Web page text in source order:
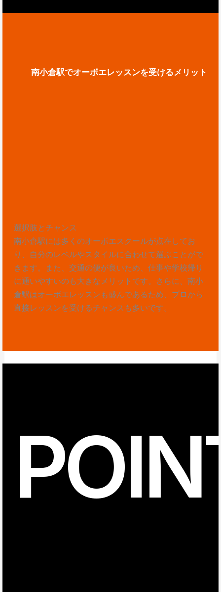
南小倉駅でオーボエレッスンを受けるメリット
選択肢とチャンス
南小倉駅には多くのオーボエスクールが点在してお
り、自分のレベルやスタイルに合わせて選ぶことがで
きます。また、交通の便が良いため、仕事や学校帰り
に通いやすいのも大きなメリットです。さらに、南小
倉駅はオーボエレッスンも盛んであるため、プロから
直接レッスンを受けるチャンスも多いです。